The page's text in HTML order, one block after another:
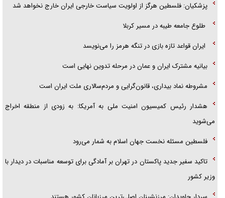
پزشکیان: فلسطین هرگز از اولویت سیاست خارجی ایران خارج نخواهد شد
طلوع جامعه طیبه در مسیر کربلا
ایران قواعد تازه بازی در تنگه هرمز را می‌نویسد
بیانیه مشترک ایران و عمان در مرحله تدوین نهایی است
مشروطه نماد بیداری، قانون‌گرایی و مردم‌سالاری ملت ایران است
هشدار رئیس کمیسیون امنیت ملی به آمریکا: به زودی از منطقه اخراج
می‌شوید
فلسطین مسئله نخست جهان اسلام به شمار می‌رود
تاکید سفیر جدید پاکستان در تهران بر آمادگی برای توسعه مناسبات در دیدار با
وزیر کشور